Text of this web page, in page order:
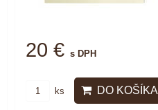
20 € s DPH
ks DO KOŠÍKA